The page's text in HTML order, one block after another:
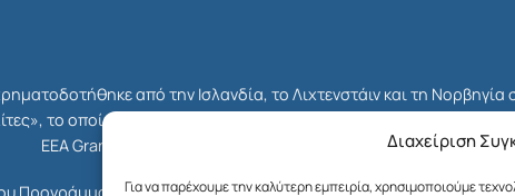
Διαχείριση
Για να παρέχουμε την καλύτερη εμπειρία, χρησιμοποιούμε
από την Ισλανδία, το Λιχτενστάιν και τη
το οποίο ήταν μέρος του συνολικού Χρηματοδοτικού
EEA Grants. Διαχειριστής Επιχορήγησης του Προγράμματος
Προγράμματος ήταν η ενδυνάμωση της κοινωνίας των πολιτών